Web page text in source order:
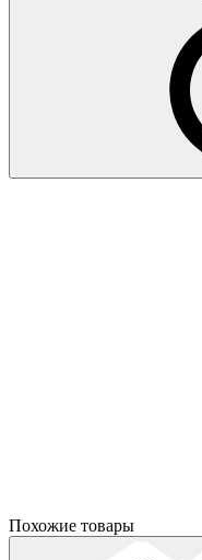
Похожие товары